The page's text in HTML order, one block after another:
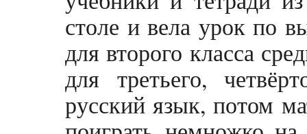
столе и вела урок по
для второго класса
для третьего,
русский язык, потом